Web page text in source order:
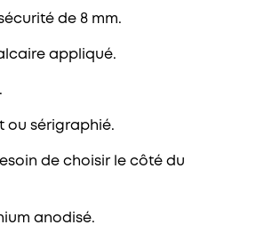
de 8 mm.
appliqué.
ou sérigraphié.
de choisir le côté du
anodisé.